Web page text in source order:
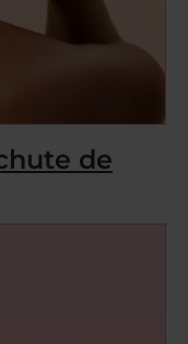
de